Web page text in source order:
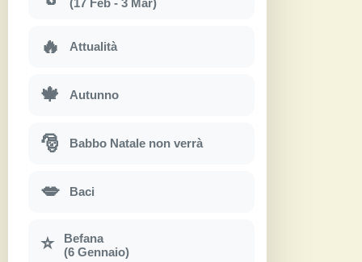
🔥 Attualità
🍁 Autunno
🎅 Babbo Natale non verrà
💋 Baci
⭐
Befana
(6 Gennaio)